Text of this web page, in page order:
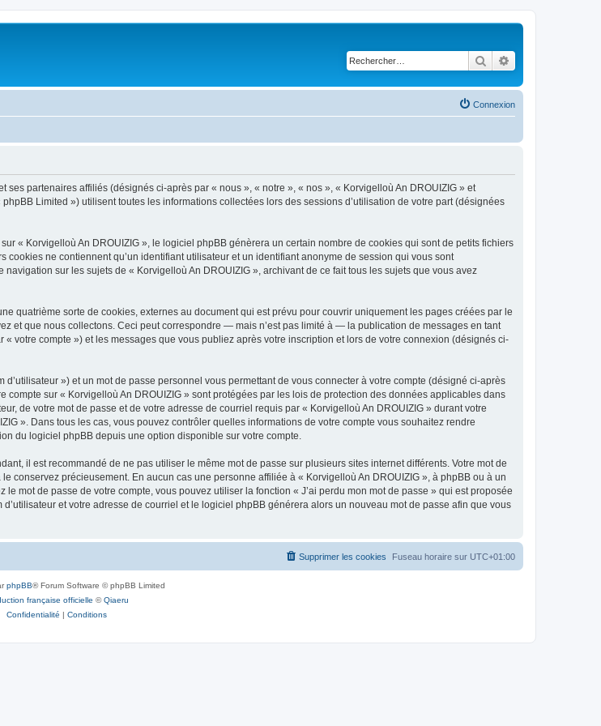
Rechercher
Connexion
partenaires affiliés (désignés ci-après par « nous », « notre », « nos », « Korvigelloù An DROUIZIG » et
Limited ») utilisent toutes les informations collectées lors des sessions d’utilisation de votre part (désignées
« Korvigelloù An DROUIZIG », le logiciel phpBB génèrera un certain nombre de cookies qui sont de petits fichiers
ne contiennent qu’un identifiant utilisateur et un identifiant anonyme de session qui vous sont
sur les sujets de « Korvigelloù An DROUIZIG », archivant de ce fait tous les sujets que vous avez
quatrième sorte de cookies, externes au document qui est prévu pour couvrir uniquement les pages créées par le
et que nous collectons. Ceci peut correspondre — mais n’est pas limité à — la publication de messages en tant
votre compte ») et les messages que vous publiez après votre inscription et lors de votre connexion (désignés ci-
») et un mot de passe personnel vous permettant de vous connecter à votre compte (désigné ci-après
sur « Korvigelloù An DROUIZIG » sont protégées par les lois de protection des données applicables dans
de votre mot de passe et de votre adresse de courriel requis par « Korvigelloù An DROUIZIG » durant votre
». Dans tous les cas, vous pouvez contrôler quelles informations de votre compte vous souhaitez rendre
du logiciel phpBB depuis une option disponible sur votre compte.
il est recommandé de ne pas utiliser le même mot de passe sur plusieurs sites internet différents. Votre mot de
conservez précieusement. En aucun cas une personne affiliée à « Korvigelloù An DROUIZIG », à phpBB ou à un
mot de passe de votre compte, vous pouvez utiliser la fonction « J’ai perdu mon mot de passe » qui est proposée
et votre adresse de courriel et le logiciel phpBB générera alors un nouveau mot de passe afin que vous
Fuseau horaire sur UTC+01:00
Supprimer les cookies
phpBB® Forum Software © phpBB Limited
française officielle ©Qiaeru
Confidentialité | Conditions